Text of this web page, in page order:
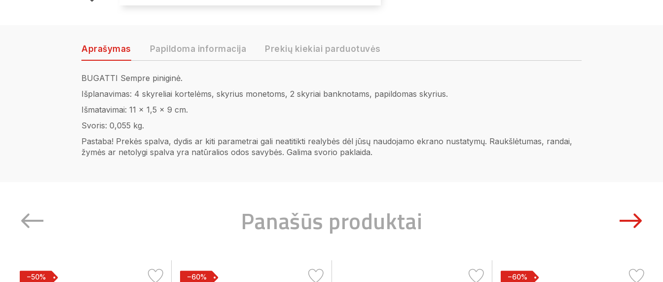
Aprašymas Papildoma informacija Prekių kiekiai parduotuvės
BUGATTI Sempre piniginė.
Išplanavimas: 4 skyreliai kortelėms, skyrius monetoms, 2 skyriai banknotams, papildomas skyrius.
Išmatavimai: 11 x 1,5 x 9 cm.
Svoris: 0,055 kg.
Pastaba! Prekės spalva, dydis ar kiti parametrai gali neatitikti realybės dėl jūsų naudojamo ekrano nustatymų. Raukšlėtumas, randai,
žymės ar netolygi spalva yra natūralios odos savybės. Galima svorio paklaida.
Panašūs produktai
−50% −60% −60%